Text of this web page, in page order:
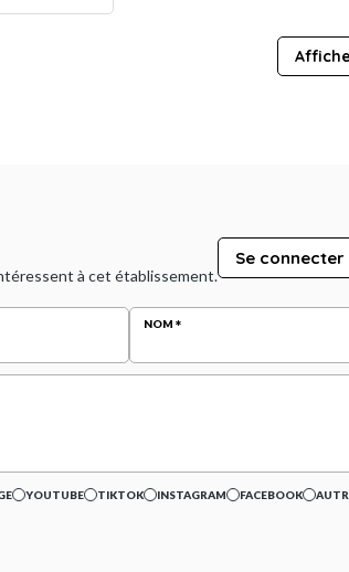
à cet établissement.
Se connecter
NOM
YOUTUBE TIKTOK INSTAGRAM FACEBOOK